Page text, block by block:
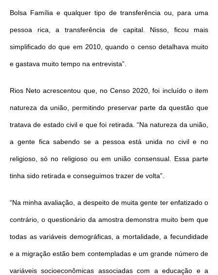
Bolsa Família e qualquer tipo de transferência ou, para uma
pessoa rica, a transferência de capital. Nisso, ficou mais
simplificado do que em 2010, quando o censo detalhava muito
e gastava muito tempo na entrevista”.
Rios Neto acrescentou que, no Censo 2020, foi incluído o item
natureza da união, permitindo preservar parte da questão que
tratava de estado civil e que foi retirada. “Na natureza da união,
a gente fica sabendo se a pessoa está unida no civil e no
religioso, só no religioso ou em união consensual. Essa parte
tinha sido retirada e conseguimos trazer de volta”.
“Na minha avaliação, a despeito de muita gente terenfatizado o
contrário, o questionário da amostra demonstra muito bem que
todas as variáveis demográficas, a mortalidade, a fecundidade
e a migração estão bem contempladas e um grande número de
variáveis socioeconômicas associadas com a educação e a